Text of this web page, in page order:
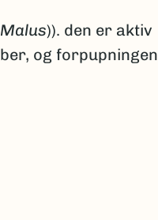
Malus)). den er aktiv
og forpupningen